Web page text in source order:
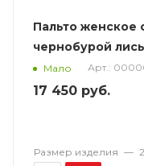
Пальто женское
чернобурой
Мало Арт.:
17 450 руб.
Размер изделия —